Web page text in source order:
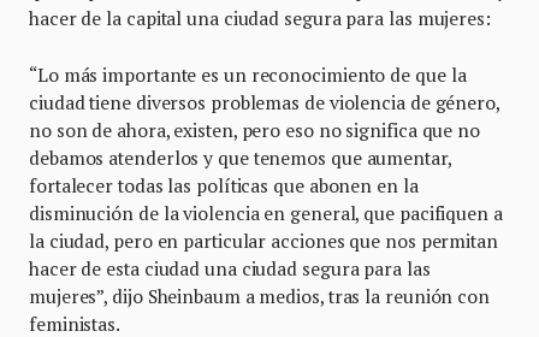
hacer de la capital una ciudad segura para las mujeres:
“Lo más importante es un reconocimiento de que la
ciudad tiene diversos problemas de violencia de género,
no son de ahora, existen, pero eso no significa que no
debamos atenderlos y que tenemos que aumentar,
fortalecer todas las políticas que abonen en la
disminución de la violencia en general, que pacifiquen a
la ciudad, pero en particular acciones que nos permitan
hacer de esta ciudad una ciudad segura para las
mujeres”, dijo Sheinbaum a medios, tras la reunión con
feministas.